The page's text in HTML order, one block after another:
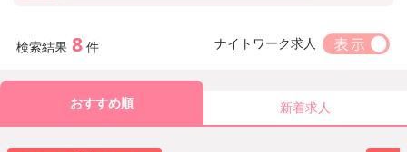
検索結果 8 件 ナイトワーク求人
おすすめ順 新着求人